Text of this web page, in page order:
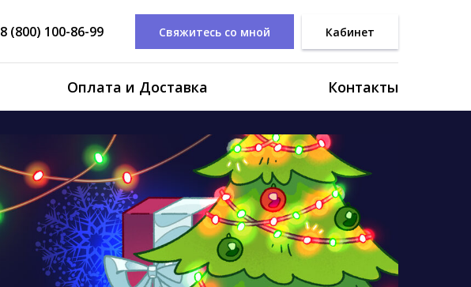
8 (800) 100-86-99 Свяжитесь со мной Кабинет
Оплата и Доставка Контакты